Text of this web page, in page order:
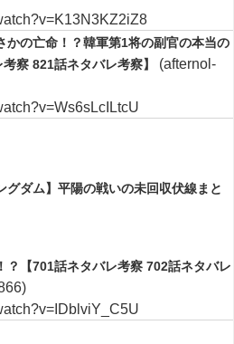
かの亡命！？韓軍第1将の副官の本当の
察 821話ネタバレ考察】
(afternol-
グダム】平陽の戦いの未回収伏線まと
？【701話ネタバレ考察 702話ネタバレ